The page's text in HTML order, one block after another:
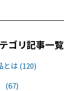
ゴリ記事一覧
とは (120)
(67)